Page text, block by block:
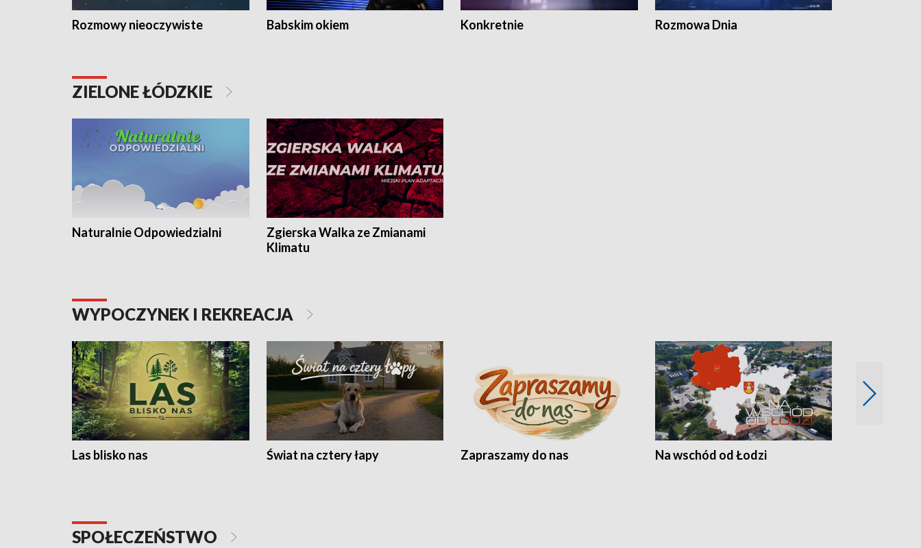
Rozmowy nieoczywiste Babskim okiem Konkretnie Rozmowa Dnia
ZIELONE ŁÓDZKIE
Naturalnie Odpowiedzialni
Zgierska Walka ze Zmianami
Klimatu
WYPOCZYNEK I REKREACJA
Las blisko nas Świat na cztery łapy Zapraszamy do nas Na wschód od Łodzi
SPOŁECZEŃSTWO